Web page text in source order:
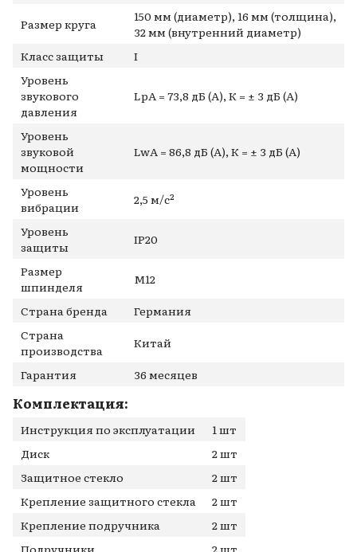
Размер круга
150 мм (диаметр), 16 мм (толщина),
32 мм (внутренний диаметр)
Класс защиты
I
Уровень
звукового
давления
LpA = 73,8 дБ (А), К = ± 3 дБ (А)
Уровень
звуковой
мощности
LwA = 86,8 дБ (А), К = ± 3 дБ (А)
Уровень
вибрации
2,5 м/с²
Уровень
защиты
IP20
Размер
шпинделя
M12
Страна бренда
Германия
Страна
производства
Китай
Гарантия
36 месяцев
Комплектация:
Инструкция по эксплуатации
1 шт
Диск
2 шт
Защитное стекло
2 шт
Крепление защитного стекла
2 шт
Крепление подручника
2 шт
Подручники
2 шт